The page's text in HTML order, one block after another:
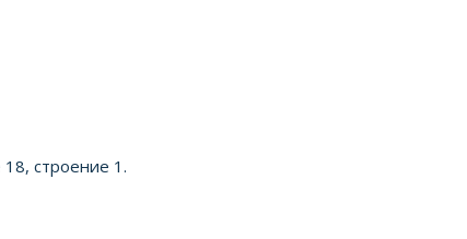
строение 1.